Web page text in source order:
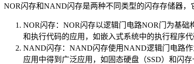
NOR闪存和NAND闪存是两种不同类型的闪存存储器，
NOR闪存：NOR闪存以逻辑门电路NOR门为基
和执行代码的应用，如嵌入式系统中的执行程序
NAND闪存：NAND闪存使用NAND逻辑门电路
应用中得到广泛应用，如固态硬盘（SSD）和闪